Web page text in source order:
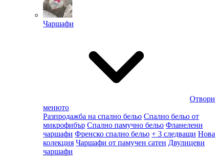
Чаршафи
Отвори
менюто
Разпродажба на спално бельо Спално бельо от
микрофибър Спално памучно бельо Фланелени
чаршафи Френско спално бельо + 3 следващи Нова
колекция Чаршафи от памучен сатен Двулицеви
чаршафи